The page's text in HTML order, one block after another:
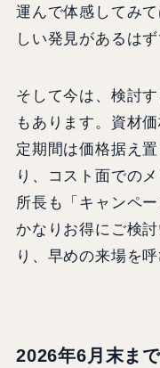
運んで体感してみ
しい発見があるはず
そして今は、検討
もあります。資材
定期間は価格据え
り、コスト面での
所長も「キャンペ
かなりお得にご検
り、早めの来場を
2026年6月末ま